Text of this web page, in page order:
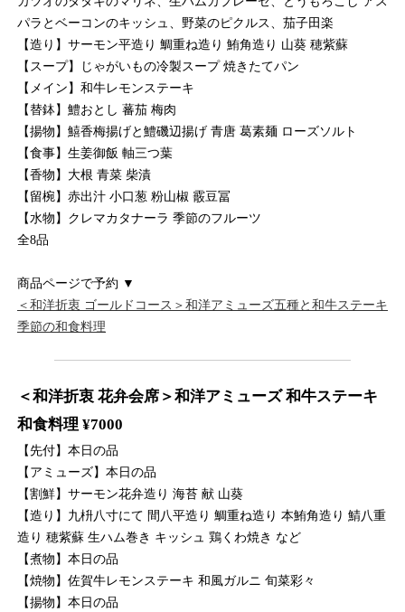
パラとベーコンのキッシュ、野菜のピクルス、茄子田楽
【造り】サーモン平造り 鯛重ね造り 鮪角造り 山葵 穂紫蘇
【スープ】じゃがいもの冷製スープ 焼きたてパン
【メイン】和牛レモンステーキ
【替鉢】鱧おとし 蕃茄 梅肉
【揚物】鱚香梅揚げと鱧磯辺揚げ 青唐 葛素麺 ローズソルト
【食事】生姜御飯 軸三つ葉
【香物】大根 青菜 柴漬
【留椀】赤出汁 小口葱 粉山椒 霰豆冨
【水物】クレマカタナーラ 季節のフルーツ
全8品
商品ページで予約 ▼
＜和洋折衷 ゴールドコース＞和洋アミューズ五種と和牛ステーキ
季節の和食料理
＜和洋折衷 花弁会席＞和洋アミューズ 和牛ステーキ
和食料理 ¥7000
【先付】本日の品
【アミューズ】本日の品
【割鮮】サーモン花弁造り 海苔 献 山葵
【造り】九枡八寸にて 間八平造り 鯛重ね造り 本鮪角造り 鯖八重
造り 穂紫蘇 生ハム巻き キッシュ 鶏くわ焼き など
【煮物】本日の品
【焼物】佐賀牛レモンステーキ 和風ガルニ 旬菜彩々
【揚物】本日の品